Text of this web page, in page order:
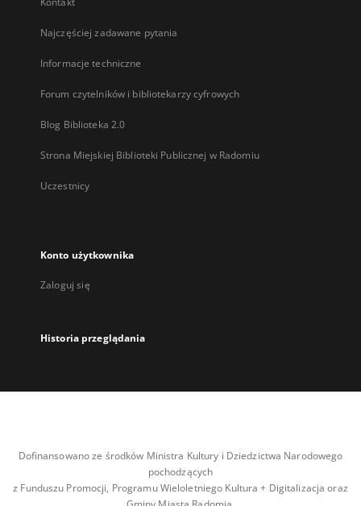
Najczęściej zadawane pytania
Informacje techniczne
Forum czytelników i bibliotekarzy cyfrowych
Blog Biblioteka 2.0
Strona Miejskiej Biblioteki Publicznej w Radomiu
Uczestnicy
Konto użytkownika
Zaloguj się
Historia przeglądania
Dofinansowano ze środków Ministra Kultury i Dziedzictwa Narodowego
pochodzących
z Funduszu Promocji, Programu Wieloletniego Kultura + Digitalizacja oraz